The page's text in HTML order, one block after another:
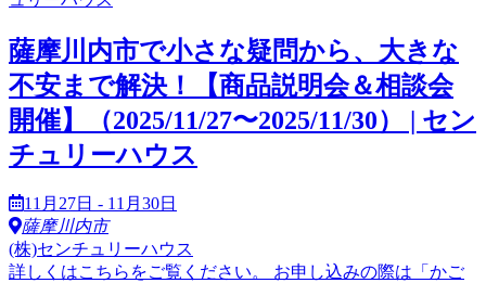
薩摩川内市で小さな疑問から、大きな
不安まで解決！【商品説明会＆相談会
開催】（2025/11/27〜2025/11/30） | セン
チュリーハウス
11月27日 - 11月30日
薩摩川内市
(株)センチュリーハウス
詳しくはこちらをご覧ください。 お申し込みの際は「かご